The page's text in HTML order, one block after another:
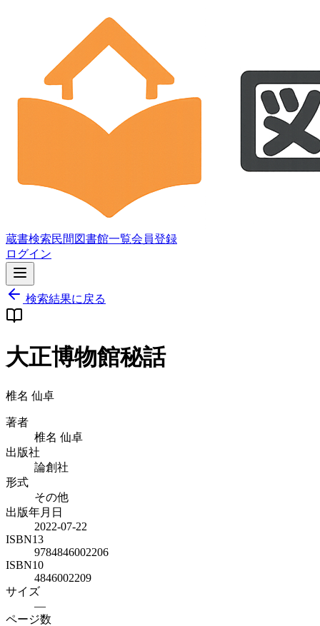
蔵書検索民間図書館一覧会員登録
ログイン
検索結果に戻る
大正博物館秘話
椎名 仙卓
著者
椎名 仙卓
出版社
論創社
形式
その他
出版年月日
2022-07-22
ISBN13
9784846002206
ISBN10
4846002209
サイズ
—
ページ数